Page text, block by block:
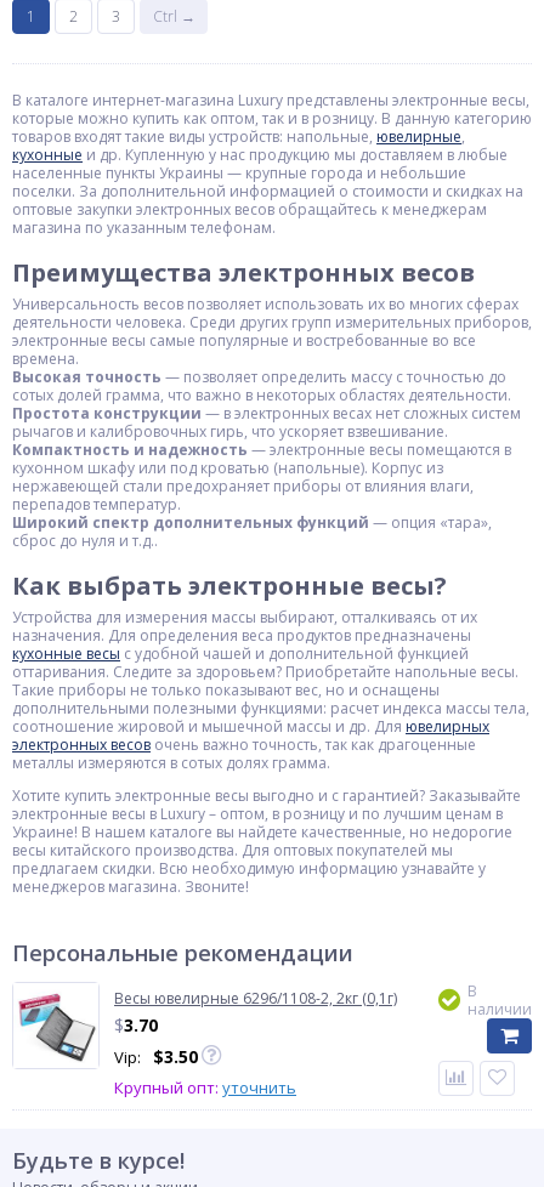
1 2 3 Ctrl →
В каталоге интернет-магазина Luxury представлены электронные весы,
которые можно купить как оптом, так и в розницу. В данную категорию
товаров входят такие виды устройств: напольные, ювелирные,
кухонные и др. Купленную у нас продукцию мы доставляем в любые
населенные пункты Украины — крупные города и небольшие
поселки. За дополнительной информацией о стоимости и скидках на
оптовые закупки электронных весов обращайтесь к менеджерам
магазина по указанным телефонам.
Преимущества электронных весов
Универсальность весов позволяет использовать их во многих сферах
деятельности человека. Среди других групп измерительных приборов,
электронные весы самые популярные и востребованные во все
времена.
Высокая точность — позволяет определить массу с точностью до
сотых долей грамма, что важно в некоторых областях деятельности.
Простота конструкции — в электронных весах нет сложных систем
рычагов и калибровочных гирь, что ускоряет взвешивание.
Компактность и надежность — электронные весы помещаются в
кухонном шкафу или под кроватью (напольные). Корпус из
нержавеющей стали предохраняет приборы от влияния влаги,
перепадов температур.
Широкий спектр дополнительных функций — опция «тара»,
сброс до нуля и т.д..
Как выбрать электронные весы?
Устройства для измерения массы выбирают, отталкиваясь от их
назначения. Для определения веса продуктов предназначены
кухонные весы с удобной чашей и дополнительной функцией
оттаривания. Следите за здоровьем? Приобретайте напольные весы.
Такие приборы не только показывают вес, но и оснащены
дополнительными полезными функциями: расчет индекса массы тела,
соотношение жировой и мышечной массы и др. Для ювелирных
электронных весов очень важно точность, так как драгоценные
металлы измеряются в сотых долях грамма.
Хотите купить электронные весы выгодно и с гарантией? Заказывайте
электронные весы в Luxury – оптом, в розницу и по лучшим ценам в
Украине! В нашем каталоге вы найдете качественные, но недорогие
весы китайского производства. Для оптовых покупателей мы
предлагаем скидки. Всю необходимую информацию узнавайте у
менеджеров магазина. Звоните!
Персональные рекомендации
Весы ювелирные 6296/1108-2, 2кг (0,1г)
$3.70
Vip: $3.50
Крупный опт: уточнить
В
наличии
Будьте в курсе!